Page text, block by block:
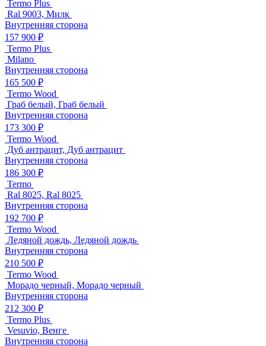
Termo Plus
Ral 9003, Милк
Внутренняя сторона
157 900 ₽
Termo Plus
Milano
Внутренняя сторона
165 500 ₽
Termo Wood
Граб белый, Граб белый
Внутренняя сторона
173 300 ₽
Termo Wood
Дуб антрацит, Дуб антрацит
Внутренняя сторона
186 300 ₽
Termo
Ral 8025, Ral 8025
Внутренняя сторона
192 700 ₽
Termo Wood
Ледяной дождь, Ледяной дождь
Внутренняя сторона
210 500 ₽
Termo Wood
Морадо черный, Морадо черный
Внутренняя сторона
212 300 ₽
Termo Plus
Vesuvio, Венге
Внутренняя сторона